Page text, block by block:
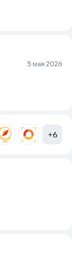
же к документам,
файлы,
Дата:
5 мая 2026
+6